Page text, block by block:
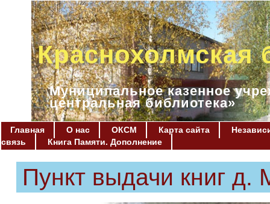
Краснохолмская
Муниципальное казенное
центральная библиотека»
Главная О нас ОКСМ Карта сайта
связь
Книга Памяти. Дополнение
Пункт выдачи книг д.